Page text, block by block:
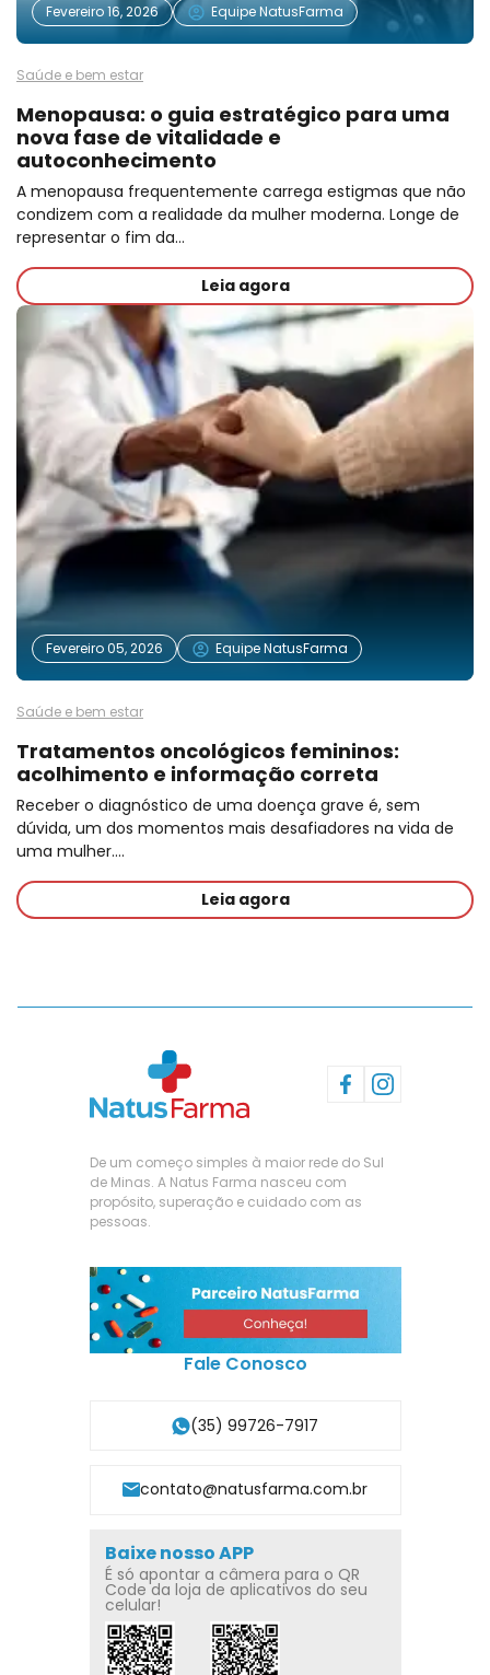
Fevereiro 16, 2026 Equipe NatusFarma
Saúde e bem estar
Menopausa: o guia estratégico para uma
nova fase de vitalidade e
autoconhecimento
A menopausa frequentemente carrega estigmas que não
condizem com a realidade da mulher moderna. Longe de
representar o fim da…
Leia agora
Fevereiro 05, 2026 Equipe NatusFarma
Saúde e bem estar
Tratamentos oncológicos femininos:
acolhimento e informação correta
Receber o diagnóstico de uma doença grave é, sem
dúvida, um dos momentos mais desafiadores na vida de
uma mulher.…
Leia agora
De um começo simples à maior rede do Sul
de Minas. A Natus Farma nasceu com
propósito, superação e cuidado com as
pessoas.
Fale Conosco
(35) 99726-7917
contato@natusfarma.com.br
Baixe nosso APP
É só apontar a câmera para o QR
Code da loja de aplicativos do seu
celular!